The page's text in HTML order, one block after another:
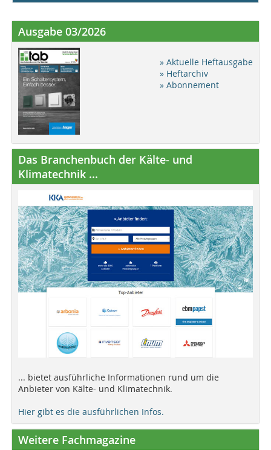
Ausgabe 03/2026
» Aktuelle Heftausgabe
» Heftarchiv
» Abonnement
Das Branchenbuch der Kälte- und
Klimatechnik ...
... bietet ausführliche Informationen rund um die
Anbieter von Kälte- und Klimatechnik.
Hier gibt es die ausführlichen Infos.
Weitere Fachmagazine